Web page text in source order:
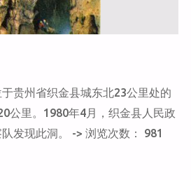
贵州省织金县城东北23公里处的
公里。1980年4月，织金县人民政
发现此洞。 -> 浏览次数： 981